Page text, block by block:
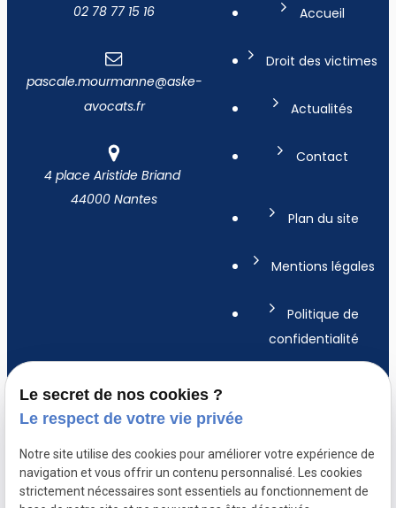
02 78 77 15 16
pascale.mourmanne@aske-
avocats.fr
4 place Aristide Briand
44000 Nantes
Accueil
Droit des victimes
Actualités
Contact
Plan du site
Mentions légales
Politique de
confidentialité
A propos
Le secret de nos cookies ?
Le respect de votre vie privée
Notre site utilise des cookies pour améliorer votre expérience de
navigation et vous offrir un contenu personnalisé. Les cookies
strictement nécessaires sont essentiels au fonctionnement de